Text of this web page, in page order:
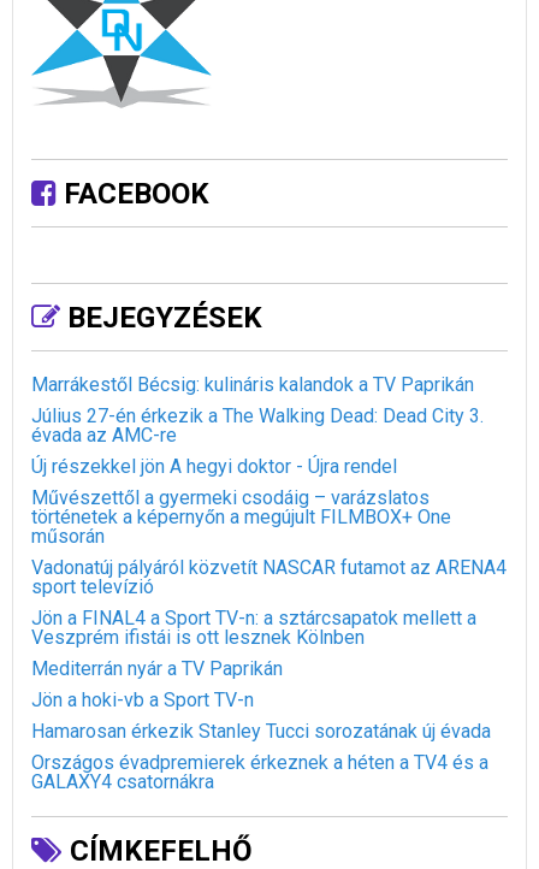
FACEBOOK
BEJEGYZÉSEK
Marrákestől Bécsig: kulináris kalandok a TV Paprikán
Július 27-én érkezik a The Walking Dead: Dead City 3.
évada az AMC-re
Új részekkel jön A hegyi doktor - Újra rendel
Művészettől a gyermeki csodáig – varázslatos
történetek a képernyőn a megújult FILMBOX+ One
műsorán
Vadonatúj pályáról közvetít NASCAR futamot az ARENA4
sport televízió
Jön a FINAL4 a Sport TV-n: a sztárcsapatok mellett a
Veszprém ifistái is ott lesznek Kölnben
Mediterrán nyár a TV Paprikán
Jön a hoki-vb a Sport TV-n
Hamarosan érkezik Stanley Tucci sorozatának új évada
Országos évadpremierek érkeznek a héten a TV4 és a
GALAXY4 csatornákra
CÍMKEFELHŐ